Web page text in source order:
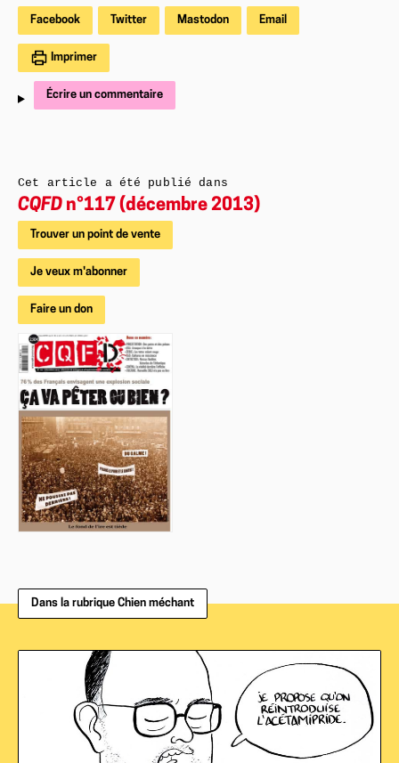
Facebook Twitter Mastodon Email
Imprimer
Écrire un commentaire
Cet article a été publié dans
CQFD n°117 (décembre 2013)
Trouver un point de vente
Je veux m'abonner
Faire un don
Dans la rubrique Chien méchant